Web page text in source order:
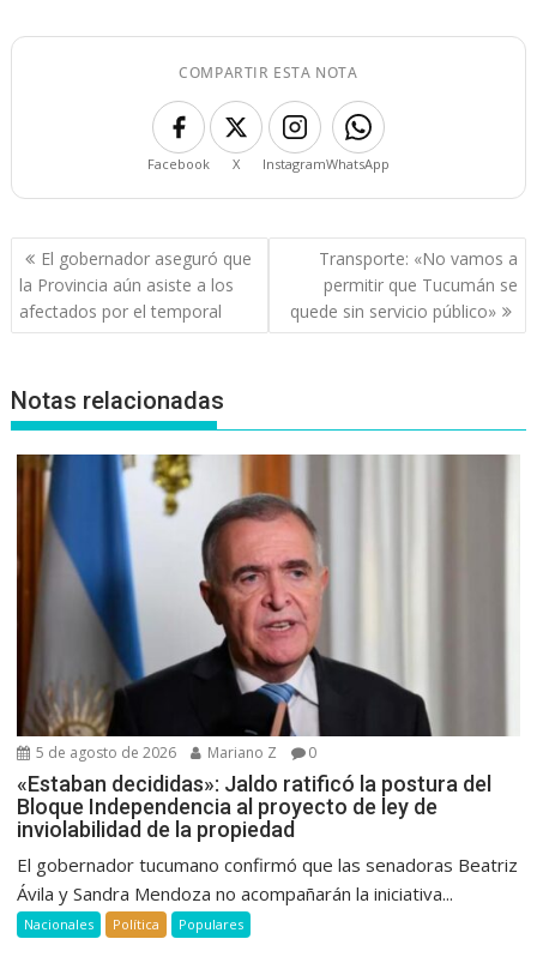
COMPARTIR ESTA NOTA
Facebook X InstagramWhatsApp
Navegación
de
entradas
El gobernador aseguró que
la Provincia aún asiste a los
afectados por el temporal
Transporte: «No vamos a
permitir que Tucumán se
quede sin servicio público»
Notas relacionadas
5 de agosto de 2026 Mariano Z 0
«Estaban decididas»: Jaldo ratificó la postura del
Bloque Independencia al proyecto de ley de
inviolabilidad de la propiedad
El gobernador tucumano confirmó que las senadoras Beatriz
Ávila y Sandra Mendoza no acompañarán la iniciativa...
Nacionales Política Populares